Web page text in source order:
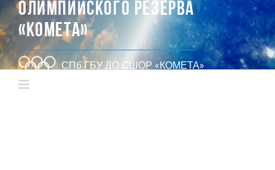
ОЛИМПИЙСКОГО РЕЗЕРВА
«КОМЕТА»
СПб ГБУ ДО СШОР «КОМЕТА»